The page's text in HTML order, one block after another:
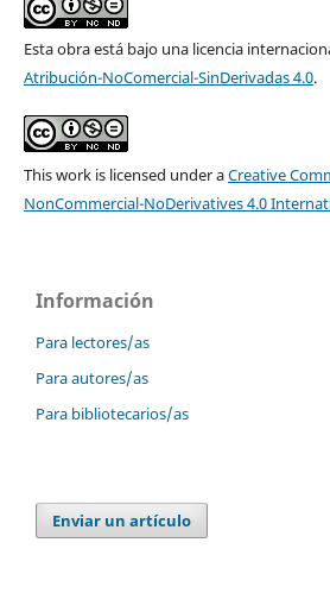
Esta obra está bajo una licencia
Atribución-NoComercial-SinDerivadas 4.0.
This work is licensed under aCreative
NonCommercial-NoDerivatives 4.0
Información
Para lectores/as
Para autores/as
Para bibliotecarios/as
Enviar un artículo